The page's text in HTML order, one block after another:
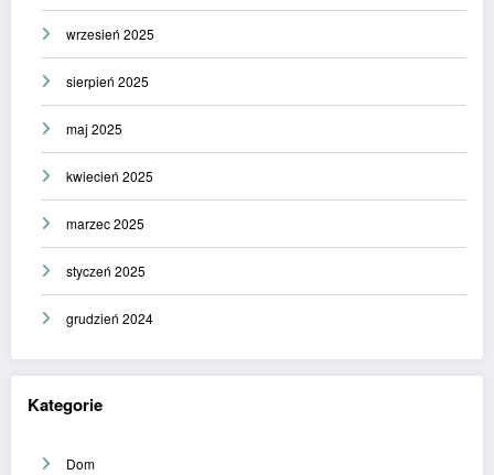
wrzesień 2025
sierpień 2025
maj 2025
kwiecień 2025
marzec 2025
styczeń 2025
grudzień 2024
Kategorie
Dom